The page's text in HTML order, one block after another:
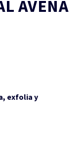
AVENA
exfolia y